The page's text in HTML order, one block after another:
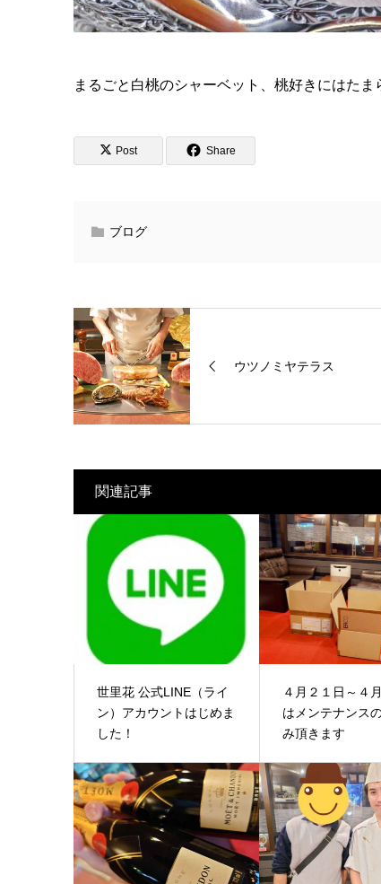
まるごと白桃のシャーベット、桃好きにはたま
Post Share
ブログ
ウツノミヤテラス
関連記事
世里花 公式LINE（ライ
ン）アカウントはじめま
した！
４月２１日～４
はメンテナンス
み頂きます